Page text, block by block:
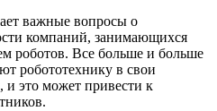
важные вопросы о
компаний, занимающихся
роботов. Все больше и больше
робототехнику в свои
и это может привести к